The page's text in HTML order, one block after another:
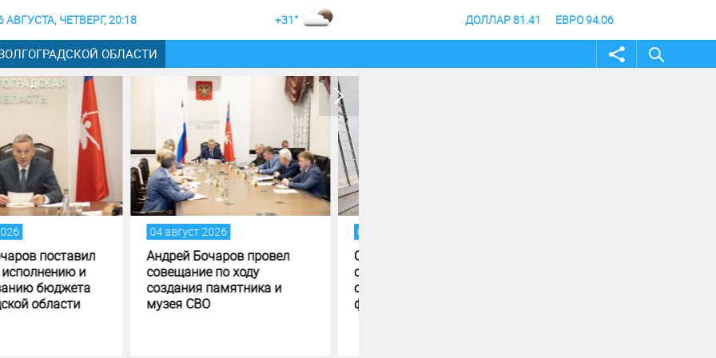
АВГУСТА, ЧЕТВЕРГ, 20:18 +31° ДОЛЛАР 81.41 ЕВРО 94.06
ОБЛАСТИ
2026
Бочаров провел
по ходу
памятника и
СВО
04 август 2026
Строительство музея
специальной военной
операции в Волгограде - на
финишной прямой